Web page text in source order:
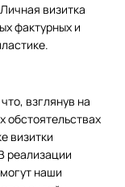
визитка
фактурных и
взглянув на
обстоятельствах
визитки
реализации
наши